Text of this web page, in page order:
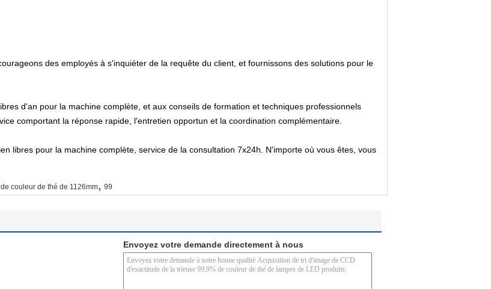
des employés à s'inquiéter de la requête du client, et fournissons des solutions pour le
d'an pour la machine complète, et aux conseils de formation et techniques professionnels
comportant la réponse rapide, l'entretien opportun et la coordination complémentaire.
libres pour la machine complète, service de la consultation 7x24h. N'importe où vous êtes, vous
couleur de thé de 1126mm, 99
Envoyez votre demande directement à nous